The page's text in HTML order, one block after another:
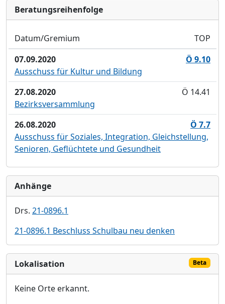
Bera­tungs­reihen­folge
Datum/Gremium
TOP
07.09.2020
Ö 9.10
Ausschuss für Kultur und Bildung
27.08.2020
Ö 14.41
Bezirksversammlung
26.08.2020
Ö 7.7
Ausschuss für Soziales, Integration, Gleichstellung,
Senioren, Geflüchtete und Gesundheit
Anhänge
Drs. 21-0896.1
21-0896.1 Beschluss Schulbau neu denken
Lokalisation Beta
Keine Orte erkannt.